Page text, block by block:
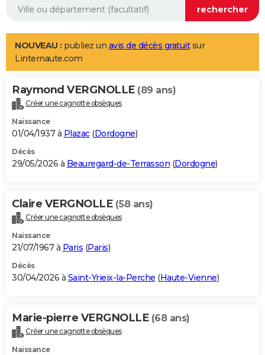
Aménagement intérieur
LIFESTYLE
Art de vivre
Bien-être
Loisirs
Mode
Modes de vie
Alimentation
Guide de la santé
Maladies
Médicaments
Sommeil
VOYAGE
Destinations
City break
Voyage nature
Voyage de noces
Forum
Climat
+PHOTO
GUIDES D'ACHAT
BONS PLANS
Carte de Noël
Carte Bonne année
Carte Saint-Valentin
Carte Pâques
Carte d'anniversaire
DICTIONNAIRE
Dictionnaire
Biographies
Citations
Expressions
Proverbes
PROGRAMME TV
S'inscrire
Se connecter
Lycées
Collèges
Primaires
Universités
Entreprises
Service militaire
Avis de recherche
AVIS DE DÉCÈS
Bricolage
Lifestyle
Culture
Sport
Auto
Television
Voyage
Cinema
NOUVEAU : publiez un avis de décès gratuitsur
Linternaute.com
Raymond VERGNOLLE (89 ans)
Créer une cagnotte obsèques
Naissance
01/04/1937 à Plazac(Dordogne)
Décès
29/05/2026 à Beauregard-de-Terrasson (Dordogne)
Claire VERGNOLLE (58 ans)
Créer une cagnotte obsèques
Naissance
21/07/1967 à Paris (Paris)
Décès
30/04/2026 à Saint-Yrieix-la-Perche (Haute-Vienne)
Marie-pierre VERGNOLLE (68 ans)
Créer une cagnotte obsèques
Naissance